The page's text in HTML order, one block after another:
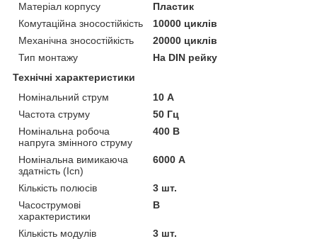
Матеріал корпусу
Пластик
Комутаційна зносостійкість
10000 циклів
Механічна зносостійкість
20000 циклів
Тип монтажу
На DIN рейку
Технічні характеристики
Номінальний струм
10 А
Частота струму
50 Гц
Номінальна робоча
напруга змінного струму
400 В
Номінальна вимикаюча
здатність (Icn)
6000 А
Кількість полюсів
3 шт.
Часострумові
характеристики
B
Кількість модулів 3 шт.